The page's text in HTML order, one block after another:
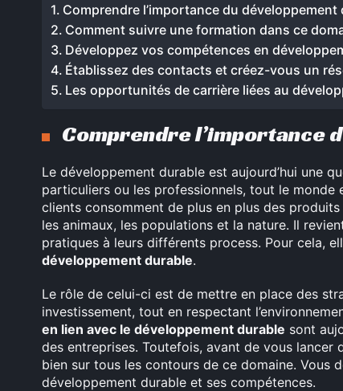
Comprendre l’importance du développement
Comment suivre une formation dans ce
Développez vos compétences en
Établissez des contacts et créez-vous un
Les opportunités de carrière liées au
Comprendre l’importance
Le développement durable est aujourd’hui une
particuliers ou les professionnels, tout le monde
clients consomment de plus en plus des
les animaux, les populations et la nature. Il
pratiques à leurs différents process. Pour cela,
développement durable.
Le rôle de celui-ci est de mettre en place des
investissement, tout en respectant
en lien avec le développement durable sont
des entreprises. Toutefois, avant de vous lancer
bien sur tous les contours de ce domaine. Vous
développement durable et ses compétences.